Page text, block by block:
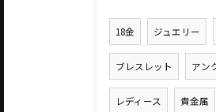
18金 ジュエリー
ブレスレット アン
レディース 貴金属